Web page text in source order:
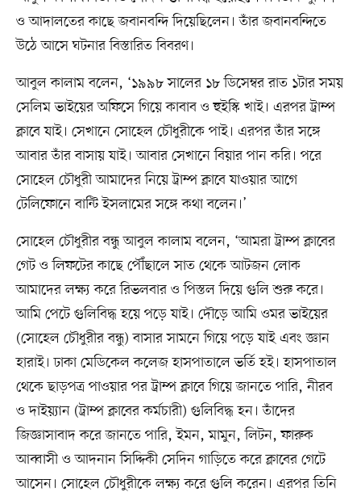
ও আদালতের কাছে জবানবন্দি দিয়েছিলেন। তাঁর জবানবন্দিতে
উঠে আসে ঘটনার বিস্তারিত বিবরণ।
আবুল কালাম বলেন, ‘১৯৯৮ সালের ১৮ ডিসেম্বর রাত ১টার সময়
সেলিম ভাইয়ের অফিসে গিয়ে কাবাব ও হুইস্কি খাই। এরপর ট্রাম্প
ক্লাবে যাই। সেখানে সোহেল চৌধুরীকে পাই। এরপর তাঁর সঙ্গে
আবার তাঁর বাসায় যাই। আবার সেখানে বিয়ার পান করি। পরে
সোহেল চৌধুরী আমাদের নিয়ে ট্রাম্প ক্লাবে যাওয়ার আগে
টেলিফোনে বান্টি ইসলামের সঙ্গে কথা বলেন।’
সোহেল চৌধুরীর বন্ধু আবুল কালাম বলেন, ‘আমরা ট্রাম্প ক্লাবের
গেট ও লিফটের কাছে পৌঁছালে সাত থেকে আটজন লোক
আমাদের লক্ষ্য করে রিভলবার ও পিস্তল দিয়ে গুলি শুরু করে।
আমি পেটে গুলিবিদ্ধ হয়ে পড়ে যাই। দৌড়ে আমি ওমর ভাইয়ের
(সোহেল চৌধুরীর বন্ধু) বাসার সামনে গিয়ে পড়ে যাই এবং জ্ঞান
হারাই। ঢাকা মেডিকেল কলেজ হাসপাতালে ভর্তি হই। হাসপাতাল
থেকে ছাড়পত্র পাওয়ার পর ট্রাম্প ক্লাবে গিয়ে জানতে পারি, নীরব
ও দাইয়্যান (ট্রাম্প ক্লাবের কর্মচারী) গুলিবিদ্ধ হন। তাঁদের
জিজ্ঞাসাবাদ করে জানতে পারি, ইমন, মামুন, লিটন, ফারুক
আব্বাসী ও আদনান সিদ্দিকী সেদিন গাড়িতে করে ক্লাবের গেটে
আসেন। সোহেল চৌধুরীকে লক্ষ্য করে গুলি করেন। এরপর তিনি